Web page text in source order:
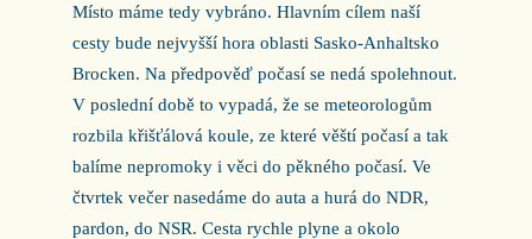
Místo máme tedy vybráno. Hlavním cílem naší
cesty bude nejvyšší hora oblasti Sasko-Anhaltsko
Brocken. Na předpověď počasí se nedá spolehnout.
V poslední době to vypadá, že se meteorologům
rozbila křišťálová koule, ze které věští počasí a tak
balíme nepromoky i věci do pěkného počasí. Ve
čtvrtek večer nasedáme do auta a hurá do NDR,
pardon, do NSR. Cesta rychle plyne a okolo